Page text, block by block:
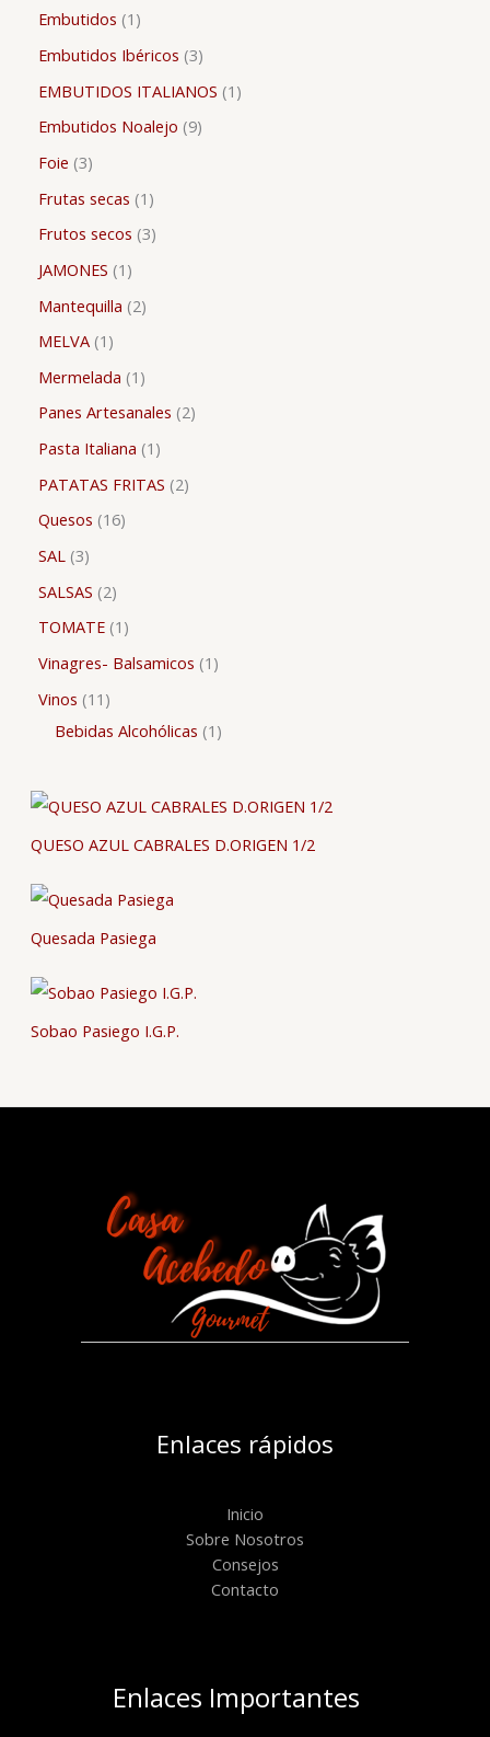
Embutidos 1
Embutidos Ibéricos 3
EMBUTIDOS ITALIANOS 1
Embutidos Noalejo 9
Foie 3
Frutas secas 1
Frutos secos 3
JAMONES 1
Mantequilla 2
MELVA 1
Mermelada 1
Panes Artesanales 2
Pasta Italiana 1
PATATAS FRITAS 2
Quesos 16
SAL 3
SALSAS 2
TOMATE 1
Vinagres- Balsamicos 1
Vinos 11
Bebidas Alcohólicas 1
QUESO AZUL CABRALES D.ORIGEN 1/2
Quesada Pasiega
Sobao Pasiego I.G.P.
Enlaces rápidos
Inicio
Sobre Nosotros
Consejos
Contacto
Enlaces Importantes